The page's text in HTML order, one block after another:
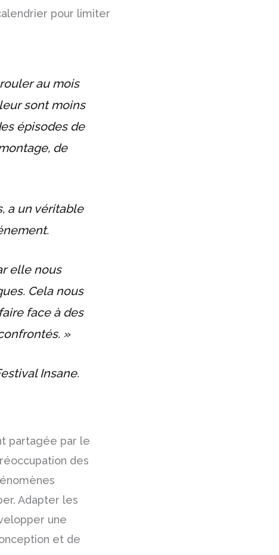
pour limiter
au mois
sont moins
épisodes de
de
a un véritable
elle nous
Cela nous
face à des
»
Insane.
partagée par le
des
Adapter les
une
et de